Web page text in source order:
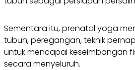
Sementara itu, prenatal yoga
tubuh, peregangan, teknik
untuk mencapai keseimbangan
secara menyeluruh.